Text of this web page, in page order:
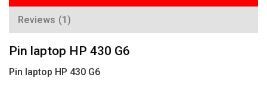
Reviews (1)
Pin laptop HP 430 G6
Pin laptop HP 430 G6